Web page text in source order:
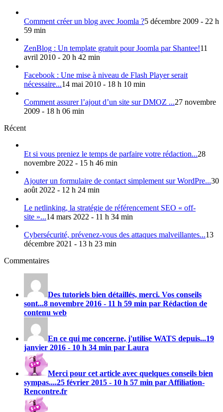
Comment créer un blog avec Joomla ?5 décembre 2009 - 22 h
59 min
ZenBlog : Un template gratuit pour Joomla par Shantee!11
avril 2010 - 20 h 42 min
Facebook : Une mise à niveau de Flash Player serait
nécessaire...14 mai 2010 - 18 h 10 min
Comment assurer l’ajout d’un site sur DMOZ ...27 novembre
2009 - 18 h 06 min
Récent
Et si vous preniez le temps de parfaire votre rédaction...28
novembre 2022 - 15 h 46 min
Ajouter un formulaire de contact simplement sur WordPre...30
août 2022 - 12 h 24 min
Le netlinking, la stratégie de référencement SEO « off-
site »...14 mars 2022 - 11 h 34 min
Cybersécurité, prévenez-vous des attaques malveillantes...13
décembre 2021 - 13 h 23 min
Commentaires
Des tutoriels bien détaillés, merci. Vos conseils
sont...8 novembre 2016 - 11 h 59 min par Rédaction de
contenu web
En ce qui me concerne, j'utilise WATS depuis...19
janvier 2016 - 10 h 34 min par Laura
Merci pour cet article avec quelques conseils bien
sympas....25 février 2015 - 10 h 57 min par Affiliation-
Rencontre.fr